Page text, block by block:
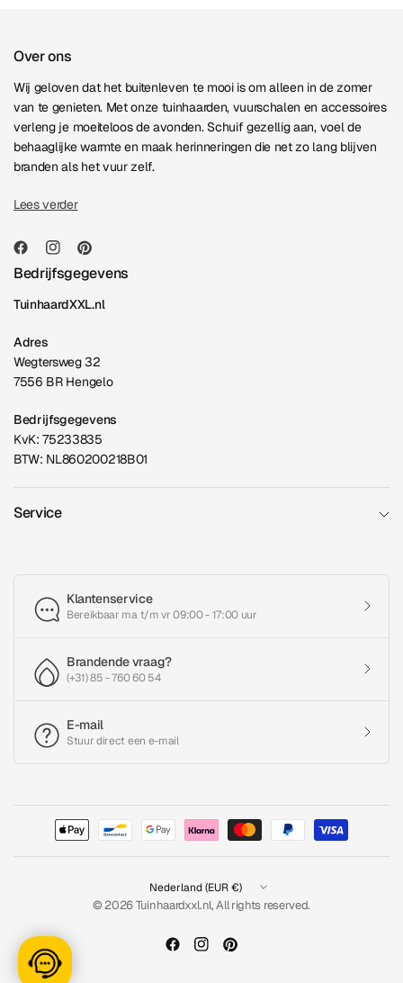
Over ons
Wij geloven dat het buitenleven te mooi is om alleen in de zomer
van te genieten. Met onze tuinhaarden, vuurschalen en accessoires
verleng je moeiteloos de avonden. Schuif gezellig aan, voel de
behaaglijke warmte en maak herinneringen die net zo lang blijven
branden als het vuur zelf.
Lees verder
Bedrijfsgegevens
TuinhaardXXL.nl
Adres
Wegtersweg 32
7556 BR Hengelo
Bedrijfsgegevens
KvK: 75233835
BTW: NL860200218B01
Service
Klantenservice
Bereikbaar ma t/m vr 09:00 - 17:00 uur
Brandende vraag?
(+31) 85 - 760 60 54
E-mail
Stuur direct een e-mail
Land/regio
bijwerken
© 2026 Tuinhaardxxl.nl, All rights reserved.